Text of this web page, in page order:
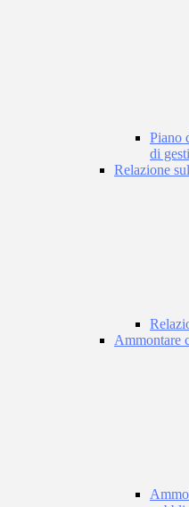
Piano
di
Relazione
Ammontare